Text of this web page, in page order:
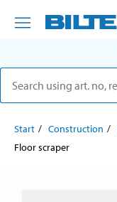
Start Construction
Floor scraper